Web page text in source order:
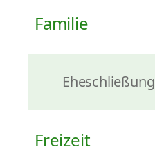
Familie
Eheschließung
Freizeit